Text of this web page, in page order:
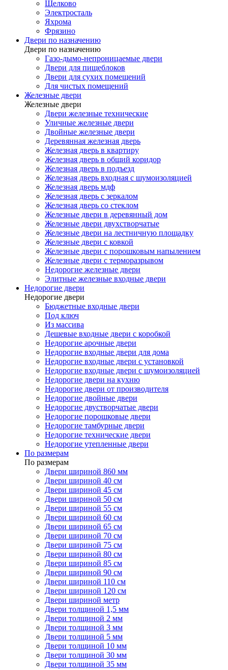
Щелково
Электросталь
Яхрома
Фрязино
Двери по назначению
Двери по назначению
Газо-дымо-непроницаемые двери
Двери для пищеблоков
Двери для сухих помещений
Для чистых помещений
Железные двери
Железные двери
Двери железные технические
Уличные железные двери
Двойные железные двери
Деревянная железная дверь
Железная дверь в квартиру
Железная дверь в общий коридор
Железная дверь в подъезд
Железная дверь входная с шумоизоляцией
Железная дверь мдф
Железная дверь с зеркалом
Железная дверь со стеклом
Железные двери в деревянный дом
Железные двери двухстворчатые
Железные двери на лестничную площадку
Железные двери с ковкой
Железные двери с порошковым напылением
Железные двери с терморазрывом
Недорогие железные двери
Элитные железные входные двери
Недорогие двери
Недорогие двери
Бюджетные входные двери
Под ключ
Из массива
Дешевые входные двери с коробкой
Недорогие арочные двери
Недорогие входные двери для дома
Недорогие входные двери с установкой
Недорогие входные двери с шумоизоляцией
Недорогие двери на кухню
Недорогие двери от производителя
Недорогие двойные двери
Недорогие двустворчатые двери
Недорогие порошковые двери
Недорогие тамбурные двери
Недорогие технические двери
Недорогие утепленные двери
По размерам
По размерам
Двери шириной 860 мм
Двери шириной 40 см
Двери шириной 45 см
Двери шириной 50 см
Двери шириной 55 см
Двери шириной 60 см
Двери шириной 65 см
Двери шириной 70 см
Двери шириной 75 см
Двери шириной 80 см
Двери шириной 85 см
Двери шириной 90 см
Двери шириной 110 см
Двери шириной 120 см
Двери шириной метр
Двери толщиной 1,5 мм
Двери толщиной 2 мм
Двери толщиной 3 мм
Двери толщиной 5 мм
Двери толщиной 10 мм
Двери толщиной 30 мм
Двери толщиной 35 мм